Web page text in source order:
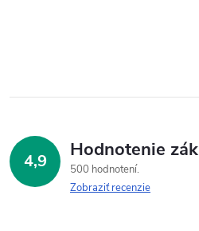
4,9 Hodnotenie
500 hodnotení
Zobraziť recenzie